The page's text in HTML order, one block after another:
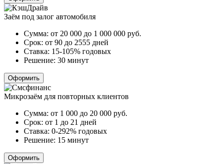
Заём под залог автомобиля
Сумма: от 20 000 до 1 000 000 руб.
Срок: от 90 до 2555 дней
Ставка: 15-105% годовых
Решение: 30 минут
Оформить
Микрозаём для повторных клиентов
Сумма: от 1 000 до 20 000 руб.
Срок: от 1 до 21 дней
Ставка: 0-292% годовых
Решение: 15 минут
Оформить